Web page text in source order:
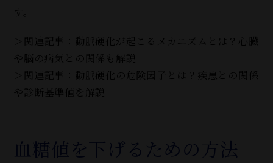
す。
＞関連記事：動脈硬化が起こるメカニズムとは？心臓
や脳の病気との関係も解説
＞関連記事：動脈硬化の危険因子とは？疾患との関係
や診断基準値を解説
血糖値を下げるための方法